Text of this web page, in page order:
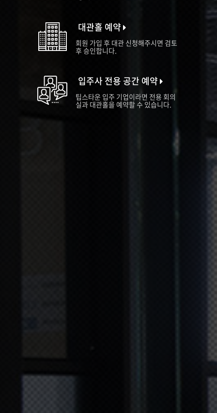
대관홀 예약
회원 가입 후 대관 신청해주시면 검토
후 승인합니다.
입주사 전용 공간 예약
팁스타운 입주 기업이라면 전용 회의
실과 대관홀을 예약할 수 있습니다.